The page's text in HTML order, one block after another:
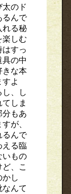
のド
るんで
れる秘
しむ
すっ
の中
きな本
よ
、し
しま
分もあ
が、
るんで
える臨
いもの
、こ
し
んて